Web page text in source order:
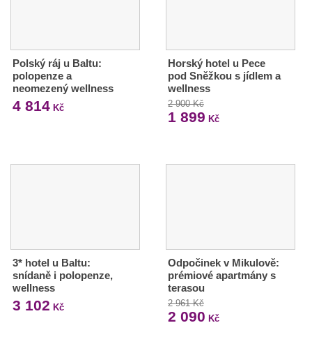
Polský ráj u Baltu:
polopenze a
neomezený wellness
4 814 Kč
Horský hotel u Pece
pod Sněžkou s jídlem a
wellness
2 900 Kč
1 899 Kč
3* hotel u Baltu:
snídaně i polopenze,
wellness
3 102 Kč
Odpočinek v Mikulově:
prémiové apartmány s
terasou
2 961 Kč
2 090 Kč